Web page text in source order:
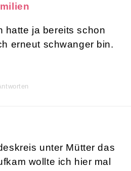
hatte ja bereits schon
erneut schwanger bin.
unter Mütter das
wollte ich hier mal